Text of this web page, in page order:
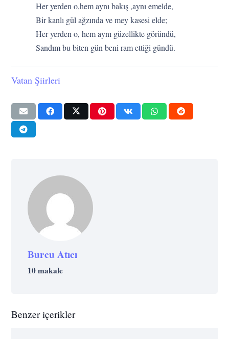
Her yerden o,hem aynı bakış ,aynı emelde,
Bir kanlı gül ağzında ve mey kasesi elde;
Her yerden o, hem aynı güzellikte göründü,
Sandım bu biten gün beni ram ettiği gündü.
Vatan Şiirleri
Burcu Atıcı
10 makale
Benzer içerikler